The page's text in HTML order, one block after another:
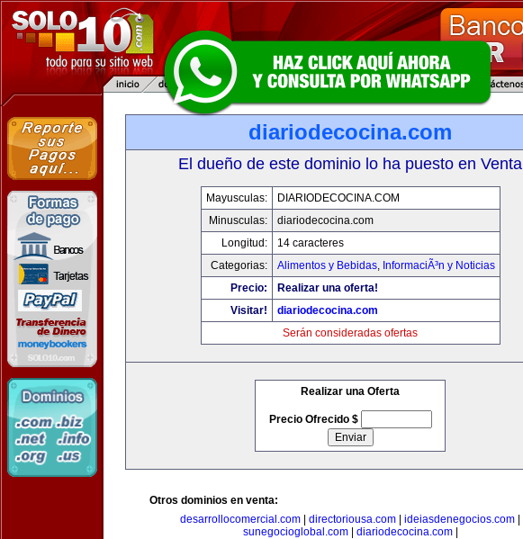
diariodecocina.com
El dueño de este dominio lo ha puesto en Venta
Mayusculas:
DIARIODECOCINA.COM
Minusculas:
diariodecocina.com
Longitud:
14 caracteres
Categorias:
Alimentos y Bebidas, InformaciÃ³n y Noticias
Precio:
Realizar una oferta!
Visitar!
diariodecocina.com
Serán consideradas ofertas
Realizar una Oferta
Precio Ofrecido $
Otros dominios en venta:
desarrollocomercial.com
directoriousa.com ideiasdenegocios.com
sunegocioglobal.com| diariodecocina.com|